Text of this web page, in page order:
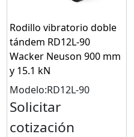
Rodillo vibratorio doble
tándem RD12L-90
Wacker Neuson 900 mm
y 15.1 kN
Modelo:RD12L-90
Solicitar
cotización